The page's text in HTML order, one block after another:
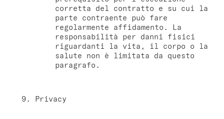
corretta del contratto e su cui la
parte contraente può fare
regolarmente affidamento. La
responsabilità per danni fisici
riguardanti la vita, il corpo o la
salute non è limitata da questo
paragrafo.
Privacy